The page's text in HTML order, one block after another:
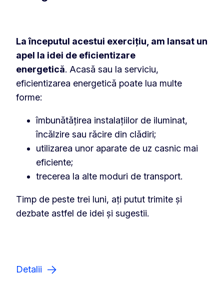
La începutul acestui exercițiu, am lansat un
apel la idei de eficientizare
energetică. Acasă sau la serviciu,
eficientizarea energetică poate lua multe
forme:
îmbunătățirea instalațiilor de iluminat,
încălzire sau răcire din clădiri;
utilizarea unor aparate de uz casnic mai
eficiente;
trecerea la alte moduri de transport.
Timp de peste trei luni, ați putut trimite și
dezbate astfel de idei și sugestii.
Detalii